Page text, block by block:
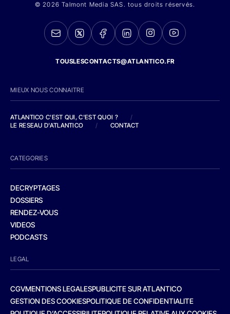
© 2026 Talmont Media SAS. tous droits réservés.
TOUSLESCONTACTS@ATLANTICO.FR
MIEUX NOUS CONNAITRE
ATLANTICO C'EST QUI, C'EST QUOI ?
/
LE RESEAU D'ATLANTICO
/ CONTACT
CATEGORIES
DECRYPTAGES
DOSSIERS
RENDEZ-VOUS
VIDEOS
PODCASTS
LEGAL
CGVMENTIONS LEGALESPUBLICITE SUR ATLANTICO
GESTION DES COOKIESPOLITIQUE DE CONFIDENTIALITE